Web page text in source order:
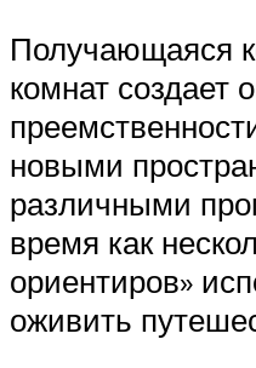
Получающаяся
комнат создает
новыми
различными
время как
ориентиров»
оживить